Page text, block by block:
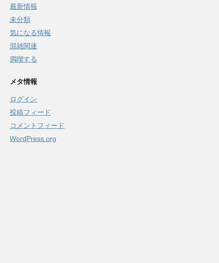
最新情報
未分類
気になる情報
混雑関連
満喫する
メタ情報
ログイン
投稿フィード
コメントフィード
WordPress.org